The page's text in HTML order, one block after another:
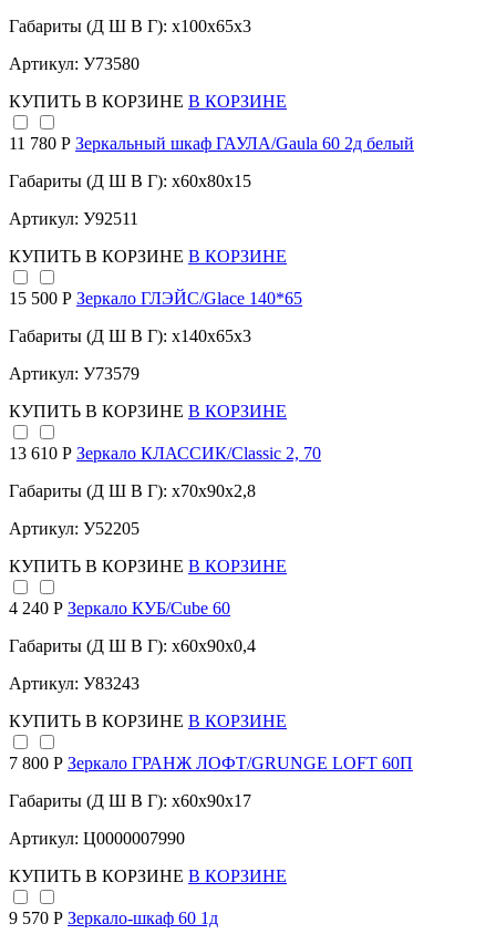
Габариты (Д Ш В Г): x100x65x3
Артикул: У73580
КУПИТЬ В КОРЗИНЕ В КОРЗИНЕ
11 780 Р Зеркальный шкаф ГАУЛА/Gaula 60 2д белый
Габариты (Д Ш В Г): x60x80x15
Артикул: У92511
КУПИТЬ В КОРЗИНЕ В КОРЗИНЕ
15 500 Р Зеркало ГЛЭЙС/Glace 140*65
Габариты (Д Ш В Г): x140x65x3
Артикул: У73579
КУПИТЬ В КОРЗИНЕ В КОРЗИНЕ
13 610 Р Зеркало КЛАССИК/Classic 2, 70
Габариты (Д Ш В Г): x70x90x2,8
Артикул: У52205
КУПИТЬ В КОРЗИНЕ В КОРЗИНЕ
4 240 Р Зеркало КУБ/Cube 60
Габариты (Д Ш В Г): x60x90x0,4
Артикул: У83243
КУПИТЬ В КОРЗИНЕ В КОРЗИНЕ
7 800 Р Зеркало ГРАНЖ ЛОФТ/GRUNGE LOFT 60П
Габариты (Д Ш В Г): x60x90x17
Артикул: Ц0000007990
КУПИТЬ В КОРЗИНЕ В КОРЗИНЕ
9 570 Р Зеркало-шкаф 60 1д